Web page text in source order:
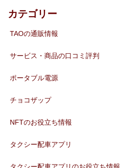
カテゴリー
TAOの通販情報
サービス・商品の口コミ評判
ポータブル電源
チョコザップ
NFTのお役立ち情報
タクシー配車アプリ